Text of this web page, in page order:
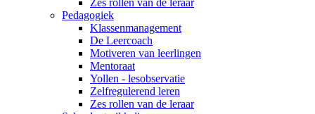
Zes rollen van de leraar
Pedagogiek
Klassenmanagement
De Leercoach
Motiveren van leerlingen
Mentoraat
Yollen - lesobservatie
Zelfregulerend leren
Zes rollen van de leraar